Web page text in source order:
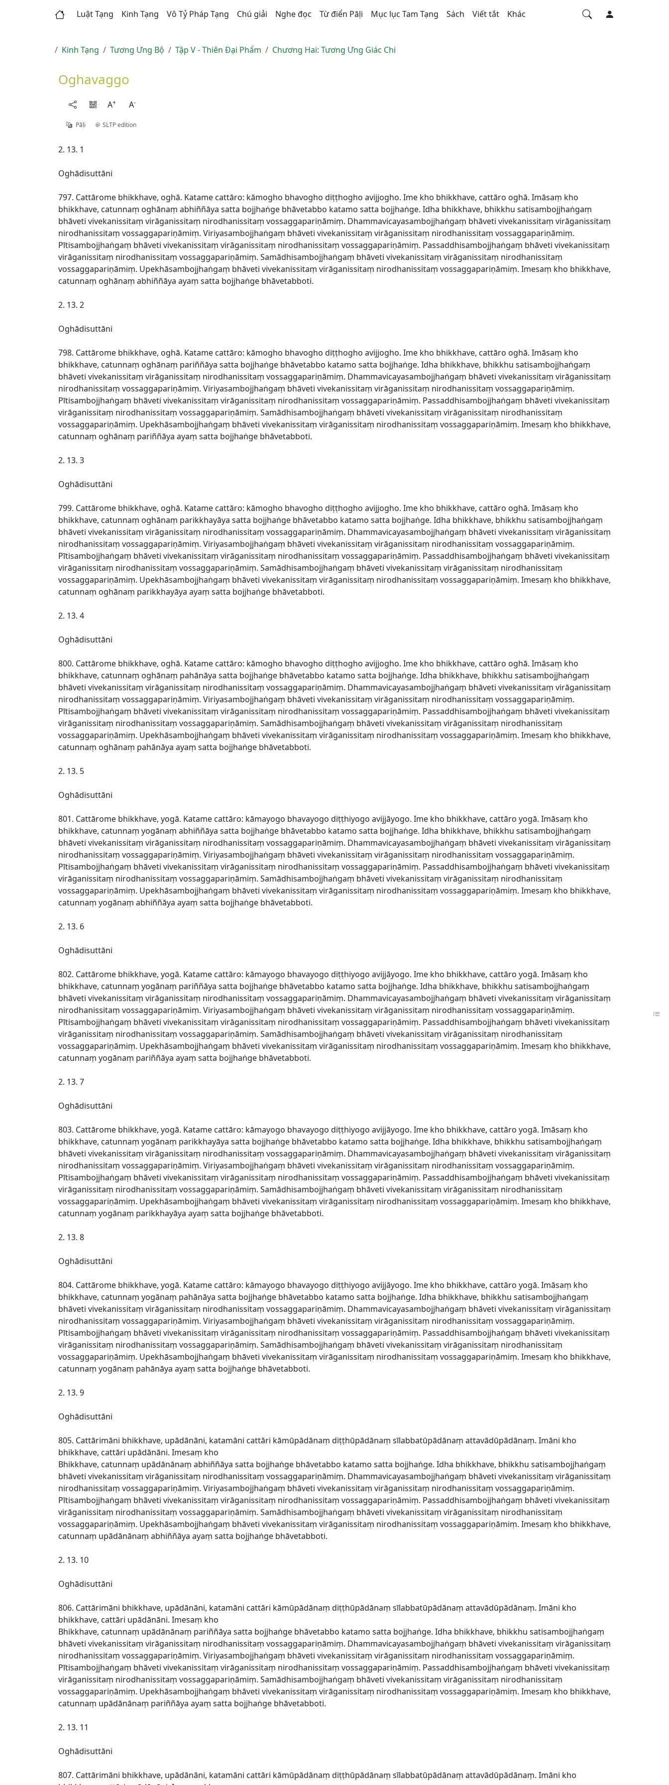
Luật Tạng Kinh Tạng Vô Tỷ Pháp Tạng Chú giải Nghe đọc Từ điển Pāḷi Mục lục Tam Tạng Sách Viết tắt Khác
Kinh Tạng Tương Ưng Bộ Tập V - Thiên Ðại Phẩm Chương Hai: Tương Ưng Giác Chi
Oghavaggo
A+ A-
Pāḷi SLTP edition
2. 13. 1
Oghādisuttāni
797. Cattārome bhikkhave, oghā. Katame cattāro: kāmogho bhavogho diṭṭhogho avijjogho. Ime kho bhikkhave, cattāro oghā. Imāsaṃ kho
bhikkhave, catunnaṃ oghānaṃ abhiññāya satta bojjhaṅge bhāvetabbo katamo satta bojjhaṅge. Idha bhikkhave, bhikkhu satisambojjhaṅgaṃ
bhāveti vivekanissitaṃ virāganissitaṃ nirodhanissitaṃ vossaggapariṇāmiṃ. Dhammavicayasambojjhaṅgaṃ bhāveti vivekanissitaṃ virāganissitaṃ
nirodhanissitaṃ vossaggapariṇāmiṃ. Viriyasambojjhaṅgaṃ bhāveti vivekanissitaṃ virāganissitaṃ nirodhanissitaṃ vossaggapariṇāmiṃ.
Pītisambojjhaṅgaṃ bhāveti vivekanissitaṃ virāganissitaṃ nirodhanissitaṃ vossaggapariṇāmiṃ. Passaddhisambojjhaṅgaṃ bhāveti vivekanissitaṃ
virāganissitaṃ nirodhanissitaṃ vossaggapariṇāmiṃ. Samādhisambojjhaṅgaṃ bhāveti vivekanissitaṃ virāganissitaṃ nirodhanissitaṃ
vossaggapariṇāmiṃ. Upekhāsambojjhaṅgaṃ bhāveti vivekanissitaṃ virāganissitaṃ nirodhanissitaṃ vossaggapariṇāmiṃ. Imesaṃ kho bhikkhave,
catunnaṃ oghānaṃ abhiññāya ayaṃ satta bojjhaṅge bhāvetabboti.
2. 13. 2
Oghādisuttāni
798. Cattārome bhikkhave, oghā. Katame cattāro: kāmogho bhavogho diṭṭhogho avijjogho. Ime kho bhikkhave, cattāro oghā. Imāsaṃ kho
bhikkhave, catunnaṃ oghānaṃ pariññāya satta bojjhaṅge bhāvetabbo katamo satta bojjhaṅge. Idha bhikkhave, bhikkhu satisambojjhaṅgaṃ
bhāveti vivekanissitaṃ virāganissitaṃ nirodhanissitaṃ vossaggapariṇāmiṃ. Dhammavicayasambojjhaṅgaṃ bhāveti vivekanissitaṃ virāganissitaṃ
nirodhanissitaṃ vossaggapariṇāmiṃ. Viriyasambojjhaṅgaṃ bhāveti vivekanissitaṃ virāganissitaṃ nirodhanissitaṃ vossaggapariṇāmiṃ.
Pītisambojjhaṅgaṃ bhāveti vivekanissitaṃ virāganissitaṃ nirodhanissitaṃ vossaggapariṇāmiṃ. Passaddhisambojjhaṅgaṃ bhāveti vivekanissitaṃ
virāganissitaṃ nirodhanissitaṃ vossaggapariṇāmiṃ. Samādhisambojjhaṅgaṃ bhāveti vivekanissitaṃ virāganissitaṃ nirodhanissitaṃ
vossaggapariṇāmiṃ. Upekhāsambojjhaṅgaṃ bhāveti vivekanissitaṃ virāganissitaṃ nirodhanissitaṃ vossaggapariṇāmiṃ. Imesaṃ kho bhikkhave,
catunnaṃ oghānaṃ pariññāya ayaṃ satta bojjhaṅge bhāvetabboti.
2. 13. 3
Oghādisuttāni
799. Cattārome bhikkhave, oghā. Katame cattāro: kāmogho bhavogho diṭṭhogho avijjogho. Ime kho bhikkhave, cattāro oghā. Imāsaṃ kho
bhikkhave, catunnaṃ oghānaṃ parikkhayāya satta bojjhaṅge bhāvetabbo katamo satta bojjhaṅge. Idha bhikkhave, bhikkhu satisambojjhaṅgaṃ
bhāveti vivekanissitaṃ virāganissitaṃ nirodhanissitaṃ vossaggapariṇāmiṃ. Dhammavicayasambojjhaṅgaṃ bhāveti vivekanissitaṃ virāganissitaṃ
nirodhanissitaṃ vossaggapariṇāmiṃ. Viriyasambojjhaṅgaṃ bhāveti vivekanissitaṃ virāganissitaṃ nirodhanissitaṃ vossaggapariṇāmiṃ.
Pītisambojjhaṅgaṃ bhāveti vivekanissitaṃ virāganissitaṃ nirodhanissitaṃ vossaggapariṇāmiṃ. Passaddhisambojjhaṅgaṃ bhāveti vivekanissitaṃ
virāganissitaṃ nirodhanissitaṃ vossaggapariṇāmiṃ. Samādhisambojjhaṅgaṃ bhāveti vivekanissitaṃ virāganissitaṃ nirodhanissitaṃ
vossaggapariṇāmiṃ. Upekhāsambojjhaṅgaṃ bhāveti vivekanissitaṃ virāganissitaṃ nirodhanissitaṃ vossaggapariṇāmiṃ. Imesaṃ kho bhikkhave,
catunnaṃ oghānaṃ parikkhayāya ayaṃ satta bojjhaṅge bhāvetabboti.
2. 13. 4
Oghādisuttāni
800. Cattārome bhikkhave, oghā. Katame cattāro: kāmogho bhavogho diṭṭhogho avijjogho. Ime kho bhikkhave, cattāro oghā. Imāsaṃ kho
bhikkhave, catunnaṃ oghānaṃ pahānāya satta bojjhaṅge bhāvetabbo katamo satta bojjhaṅge. Idha bhikkhave, bhikkhu satisambojjhaṅgaṃ
bhāveti vivekanissitaṃ virāganissitaṃ nirodhanissitaṃ vossaggapariṇāmiṃ. Dhammavicayasambojjhaṅgaṃ bhāveti vivekanissitaṃ virāganissitaṃ
nirodhanissitaṃ vossaggapariṇāmiṃ. Viriyasambojjhaṅgaṃ bhāveti vivekanissitaṃ virāganissitaṃ nirodhanissitaṃ vossaggapariṇāmiṃ.
Pītisambojjhaṅgaṃ bhāveti vivekanissitaṃ virāganissitaṃ nirodhanissitaṃ vossaggapariṇāmiṃ. Passaddhisambojjhaṅgaṃ bhāveti vivekanissitaṃ
virāganissitaṃ nirodhanissitaṃ vossaggapariṇāmiṃ. Samādhisambojjhaṅgaṃ bhāveti vivekanissitaṃ virāganissitaṃ nirodhanissitaṃ
vossaggapariṇāmiṃ. Upekhāsambojjhaṅgaṃ bhāveti vivekanissitaṃ virāganissitaṃ nirodhanissitaṃ vossaggapariṇāmiṃ. Imesaṃ kho bhikkhave,
catunnaṃ oghānaṃ pahānāya ayaṃ satta bojjhaṅge bhāvetabboti.
2. 13. 5
Oghādisuttāni
801. Cattārome bhikkhave, yogā. Katame cattāro: kāmayogo bhavayogo diṭṭhiyogo avijjāyogo. Ime kho bhikkhave, cattāro yogā. Imāsaṃ kho
bhikkhave, catunnaṃ yogānaṃ abhiññāya satta bojjhaṅge bhāvetabbo katamo satta bojjhaṅge. Idha bhikkhave, bhikkhu satisambojjhaṅgaṃ
bhāveti vivekanissitaṃ virāganissitaṃ nirodhanissitaṃ vossaggapariṇāmiṃ. Dhammavicayasambojjhaṅgaṃ bhāveti vivekanissitaṃ virāganissitaṃ
nirodhanissitaṃ vossaggapariṇāmiṃ. Viriyasambojjhaṅgaṃ bhāveti vivekanissitaṃ virāganissitaṃ nirodhanissitaṃ vossaggapariṇāmiṃ.
Pītisambojjhaṅgaṃ bhāveti vivekanissitaṃ virāganissitaṃ nirodhanissitaṃ vossaggapariṇāmiṃ. Passaddhisambojjhaṅgaṃ bhāveti vivekanissitaṃ
virāganissitaṃ nirodhanissitaṃ vossaggapariṇāmiṃ. Samādhisambojjhaṅgaṃ bhāveti vivekanissitaṃ virāganissitaṃ nirodhanissitaṃ
vossaggapariṇāmiṃ. Upekhāsambojjhaṅgaṃ bhāveti vivekanissitaṃ virāganissitaṃ nirodhanissitaṃ vossaggapariṇāmiṃ. Imesaṃ kho bhikkhave,
catunnaṃ yogānaṃ abhiññāya ayaṃ satta bojjhaṅge bhāvetabboti.
2. 13. 6
Oghādisuttāni
802. Cattārome bhikkhave, yogā. Katame cattāro: kāmayogo bhavayogo diṭṭhiyogo avijjāyogo. Ime kho bhikkhave, cattāro yogā. Imāsaṃ kho
bhikkhave, catunnaṃ yogānaṃ pariññāya satta bojjhaṅge bhāvetabbo katamo satta bojjhaṅge. Idha bhikkhave, bhikkhu satisambojjhaṅgaṃ
bhāveti vivekanissitaṃ virāganissitaṃ nirodhanissitaṃ vossaggapariṇāmiṃ. Dhammavicayasambojjhaṅgaṃ bhāveti vivekanissitaṃ virāganissitaṃ
nirodhanissitaṃ vossaggapariṇāmiṃ. Viriyasambojjhaṅgaṃ bhāveti vivekanissitaṃ virāganissitaṃ nirodhanissitaṃ vossaggapariṇāmiṃ.
Pītisambojjhaṅgaṃ bhāveti vivekanissitaṃ virāganissitaṃ nirodhanissitaṃ vossaggapariṇāmiṃ. Passaddhisambojjhaṅgaṃ bhāveti vivekanissitaṃ
virāganissitaṃ nirodhanissitaṃ vossaggapariṇāmiṃ. Samādhisambojjhaṅgaṃ bhāveti vivekanissitaṃ virāganissitaṃ nirodhanissitaṃ
vossaggapariṇāmiṃ. Upekhāsambojjhaṅgaṃ bhāveti vivekanissitaṃ virāganissitaṃ nirodhanissitaṃ vossaggapariṇāmiṃ. Imesaṃ kho bhikkhave,
catunnaṃ yogānaṃ pariññāya ayaṃ satta bojjhaṅge bhāvetabboti.
2. 13. 7
Oghādisuttāni
803. Cattārome bhikkhave, yogā. Katame cattāro: kāmayogo bhavayogo diṭṭhiyogo avijjāyogo. Ime kho bhikkhave, cattāro yogā. Imāsaṃ kho
bhikkhave, catunnaṃ yogānaṃ parikkhayāya satta bojjhaṅge bhāvetabbo katamo satta bojjhaṅge. Idha bhikkhave, bhikkhu satisambojjhaṅgaṃ
bhāveti vivekanissitaṃ virāganissitaṃ nirodhanissitaṃ vossaggapariṇāmiṃ. Dhammavicayasambojjhaṅgaṃ bhāveti vivekanissitaṃ virāganissitaṃ
nirodhanissitaṃ vossaggapariṇāmiṃ. Viriyasambojjhaṅgaṃ bhāveti vivekanissitaṃ virāganissitaṃ nirodhanissitaṃ vossaggapariṇāmiṃ.
Pītisambojjhaṅgaṃ bhāveti vivekanissitaṃ virāganissitaṃ nirodhanissitaṃ vossaggapariṇāmiṃ. Passaddhisambojjhaṅgaṃ bhāveti vivekanissitaṃ
virāganissitaṃ nirodhanissitaṃ vossaggapariṇāmiṃ. Samādhisambojjhaṅgaṃ bhāveti vivekanissitaṃ virāganissitaṃ nirodhanissitaṃ
vossaggapariṇāmiṃ. Upekhāsambojjhaṅgaṃ bhāveti vivekanissitaṃ virāganissitaṃ nirodhanissitaṃ vossaggapariṇāmiṃ. Imesaṃ kho bhikkhave,
catunnaṃ yogānaṃ parikkhayāya ayaṃ satta bojjhaṅge bhāvetabboti.
2. 13. 8
Oghādisuttāni
804. Cattārome bhikkhave, yogā. Katame cattāro: kāmayogo bhavayogo diṭṭhiyogo avijjāyogo. Ime kho bhikkhave, cattāro yogā. Imāsaṃ kho
bhikkhave, catunnaṃ yogānaṃ pahānāya satta bojjhaṅge bhāvetabbo katamo satta bojjhaṅge. Idha bhikkhave, bhikkhu satisambojjhaṅgaṃ
bhāveti vivekanissitaṃ virāganissitaṃ nirodhanissitaṃ vossaggapariṇāmiṃ. Dhammavicayasambojjhaṅgaṃ bhāveti vivekanissitaṃ virāganissitaṃ
nirodhanissitaṃ vossaggapariṇāmiṃ. Viriyasambojjhaṅgaṃ bhāveti vivekanissitaṃ virāganissitaṃ nirodhanissitaṃ vossaggapariṇāmiṃ.
Pītisambojjhaṅgaṃ bhāveti vivekanissitaṃ virāganissitaṃ nirodhanissitaṃ vossaggapariṇāmiṃ. Passaddhisambojjhaṅgaṃ bhāveti vivekanissitaṃ
virāganissitaṃ nirodhanissitaṃ vossaggapariṇāmiṃ. Samādhisambojjhaṅgaṃ bhāveti vivekanissitaṃ virāganissitaṃ nirodhanissitaṃ
vossaggapariṇāmiṃ. Upekhāsambojjhaṅgaṃ bhāveti vivekanissitaṃ virāganissitaṃ nirodhanissitaṃ vossaggapariṇāmiṃ. Imesaṃ kho bhikkhave,
catunnaṃ yogānaṃ pahānāya ayaṃ satta bojjhaṅge bhāvetabboti.
2. 13. 9
Oghādisuttāni
805. Cattārimāni bhikkhave, upādānāni, katamāni cattāri kāmūpādānaṃ diṭṭhūpādānaṃ sīlabbatūpādānaṃ attavādūpādānaṃ. Imāni kho
bhikkhave, cattāri upādānāni. Imesaṃ kho
Bhikkhave, catunnaṃ upādānānaṃ abhiññāya satta bojjhaṅge bhāvetabbo katamo satta bojjhaṅge. Idha bhikkhave, bhikkhu satisambojjhaṅgaṃ
bhāveti vivekanissitaṃ virāganissitaṃ nirodhanissitaṃ vossaggapariṇāmiṃ. Dhammavicayasambojjhaṅgaṃ bhāveti vivekanissitaṃ virāganissitaṃ
nirodhanissitaṃ vossaggapariṇāmiṃ. Viriyasambojjhaṅgaṃ bhāveti vivekanissitaṃ virāganissitaṃ nirodhanissitaṃ vossaggapariṇāmiṃ.
Pītisambojjhaṅgaṃ bhāveti vivekanissitaṃ virāganissitaṃ nirodhanissitaṃ vossaggapariṇāmiṃ. Passaddhisambojjhaṅgaṃ bhāveti vivekanissitaṃ
virāganissitaṃ nirodhanissitaṃ vossaggapariṇāmiṃ. Samādhisambojjhaṅgaṃ bhāveti vivekanissitaṃ virāganissitaṃ nirodhanissitaṃ
vossaggapariṇāmiṃ. Upekhāsambojjhaṅgaṃ bhāveti vivekanissitaṃ virāganissitaṃ nirodhanissitaṃ vossaggapariṇāmiṃ. Imesaṃ kho bhikkhave,
catunnaṃ upādānānaṃ abhiññāya ayaṃ satta bojjhaṅge bhāvetabboti.
2. 13. 10
Oghādisuttāni
806. Cattārimāni bhikkhave, upādānāni, katamāni cattāri kāmūpādānaṃ diṭṭhūpādānaṃ sīlabbatūpādānaṃ attavādūpādānaṃ. Imāni kho
bhikkhave, cattāri upādānāni. Imesaṃ kho
Bhikkhave, catunnaṃ upādānānaṃ pariññāya satta bojjhaṅge bhāvetabbo katamo satta bojjhaṅge. Idha bhikkhave, bhikkhu satisambojjhaṅgaṃ
bhāveti vivekanissitaṃ virāganissitaṃ nirodhanissitaṃ vossaggapariṇāmiṃ. Dhammavicayasambojjhaṅgaṃ bhāveti vivekanissitaṃ virāganissitaṃ
nirodhanissitaṃ vossaggapariṇāmiṃ. Viriyasambojjhaṅgaṃ bhāveti vivekanissitaṃ virāganissitaṃ nirodhanissitaṃ vossaggapariṇāmiṃ.
Pītisambojjhaṅgaṃ bhāveti vivekanissitaṃ virāganissitaṃ nirodhanissitaṃ vossaggapariṇāmiṃ. Passaddhisambojjhaṅgaṃ bhāveti vivekanissitaṃ
virāganissitaṃ nirodhanissitaṃ vossaggapariṇāmiṃ. Samādhisambojjhaṅgaṃ bhāveti vivekanissitaṃ virāganissitaṃ nirodhanissitaṃ
vossaggapariṇāmiṃ. Upekhāsambojjhaṅgaṃ bhāveti vivekanissitaṃ virāganissitaṃ nirodhanissitaṃ vossaggapariṇāmiṃ. Imesaṃ kho bhikkhave,
catunnaṃ upādānānaṃ pariññāya ayaṃ satta bojjhaṅge bhāvetabboti.
2. 13. 11
Oghādisuttāni
807. Cattārimāni bhikkhave, upādānāni, katamāni cattāri kāmūpādānaṃ diṭṭhūpādānaṃ sīlabbatūpādānaṃ attavādūpādānaṃ. Imāni kho